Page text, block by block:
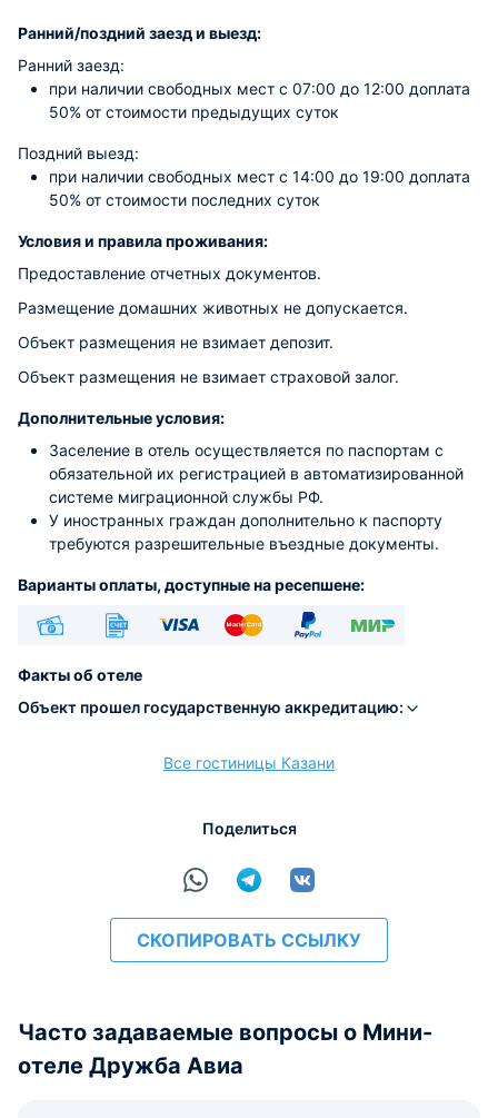
Ранний/поздний заезд и выезд:
Ранний заезд:
при наличии свободных мест c 07:00 до 12:00 доплата
50% от стоимости предыдущих суток
Поздний выезд:
при наличии свободных мест c 14:00 до 19:00 доплата
50% от стоимости последних суток
Условия и правила проживания:
Предоставление отчетных документов.
Размещение домашних животных не допускается.
Объект размещения не взимает депозит.
Объект размещения не взимает страховой залог.
Дополнительные условия:
Заселение в отель осуществляется по паспортам с
обязательной их регистрацией в автоматизированной
системе миграционной службы РФ.
У иностранных граждан дополнительно к паспорту
требуются разрешительные въездные документы.
Варианты оплаты, доступные на ресепшене:
Факты об отеле
Объект прошел государственную аккредитацию:
Все гостиницы Казани
Поделиться
СКОПИРОВАТЬ ССЫЛКУ
Часто задаваемые вопросы о Мини-
отеле Дружба Авиа